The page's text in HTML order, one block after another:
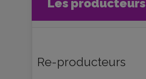
Les producteurs
Critiques et fiches films
Re-producteurs